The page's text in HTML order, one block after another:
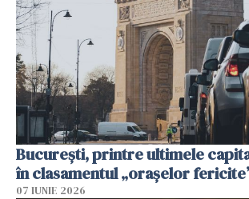
București, printre ultimele
în clasamentul „orașelor
07 IUNIE 2026